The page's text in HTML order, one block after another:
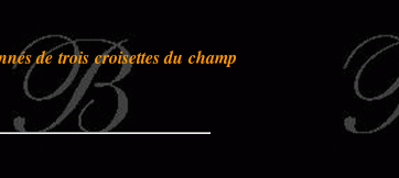
de trois croisettes du champ